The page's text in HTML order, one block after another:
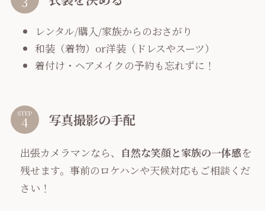
レンタル/購入/家族からのおさがり
和装（着物）or洋装（ドレスやスーツ）
着付け・ヘアメイクの予約も忘れずに！
STEP 写真撮影の手配
出張カメラマンなら、 自然な笑顔と家族の一体感を
残せます。事前のロケハンや天候対応もご相談くだ
さい！